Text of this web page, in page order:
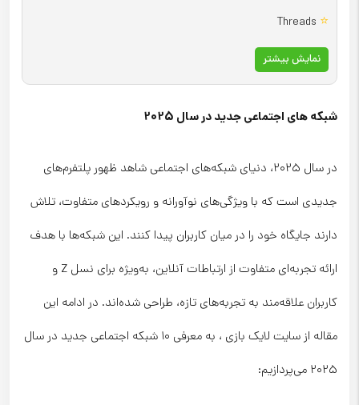
⭐
Threads
نمایش بیشتر
شبکه های اجتماعی جدید در سال 2025
در سال ۲۰۲۵، دنیای شبکه‌های اجتماعی شاهد ظهور پلتفرم‌های
جدیدی است که با ویژگی‌های نوآورانه و رویکردهای متفاوت، تلاش
دارند جایگاه خود را در میان کاربران پیدا کنند. این شبکه‌ها با هدف
ارائه تجربه‌ای متفاوت از ارتباطات آنلاین، به‌ویژه برای نسل Z و
کاربران علاقه‌مند به تجربه‌های تازه، طراحی شده‌اند. در ادامه این
مقاله از سایت لایک بازی ، به معرفی ۱۰ شبکه اجتماعی جدید در سال
۲۰۲۵ می‌پردازیم: